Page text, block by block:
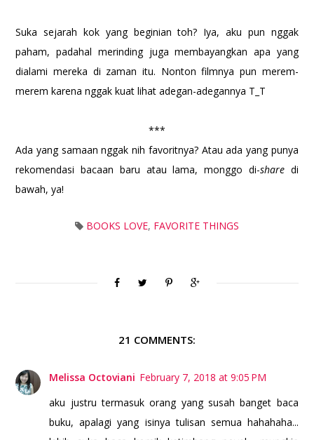
Suka sejarah kok yang beginian toh? Iya, aku pun nggak
paham, padahal merinding juga membayangkan apa yang
dialami mereka di zaman itu. Nonton filmnya pun merem-
merem karena nggak kuat lihat adegan-adegannya T_T
***
Ada yang samaan nggak nih favoritnya? Atau ada yang punya
rekomendasi bacaan baru atau lama, monggo di-share di
bawah, ya!
BOOKS LOVE, FAVORITE THINGS
21 COMMENTS:
Melissa Octoviani February 7, 2018 at 9:05 PM
aku justru termasuk orang yang susah banget baca
buku, apalagi yang isinya tulisan semua hahahaha...